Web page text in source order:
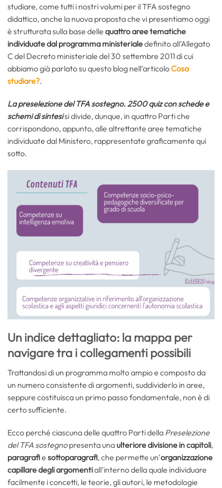
studiare, come tutti i nostri volumi per il TFA sostegno
didattico, anche la nuova proposta che vi presentiamo oggi
è strutturata sulla base delle quattro aree tematiche
individuate dal programma ministerialedefinito all’Allegato
C del Decreto ministeriale del 30 settembre 2011 di cui
abbiamo già parlato su questo blog nell’articoloCosa
studiare?.
La preselezione del TFA sostegno. 2500 quiz con schede e
schemi di sintesisi divide, dunque, in quattro Parti che
corrispondono, appunto, alle altrettante aree tematiche
individuate dal Ministero, rappresentate graficamente qui
sotto.
Un indice dettagliato: la mappa per
navigare tra i collegamenti possibili
Trattandosi di un programma molto ampio e composto da
un numero consistente di argomenti, suddividerlo in aree,
seppure costituisca un primo passo fondamentale, non è di
certo sufficiente.
Ecco perché ciascuna delle quattro Parti della Preselezione
del TFA sostegnopresenta una ulteriore divisione in capitoli,
paragrafie sottoparagrafi, che permette un’organizzazione
capillare degli argomentiall’interno della quale individuare
facilmente i concetti, le teorie, gli autori, le metodologie